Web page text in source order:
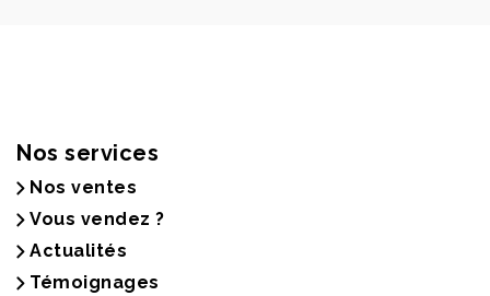
Nos services
Nos ventes
Vous vendez ?
Actualités
Témoignages